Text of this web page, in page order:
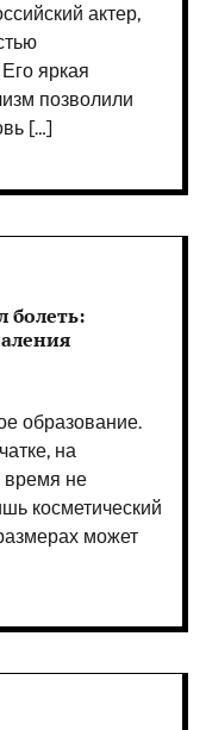
актер,
яркая
позволили
[…]
болеть:
образование.
на
время не
косметический
может